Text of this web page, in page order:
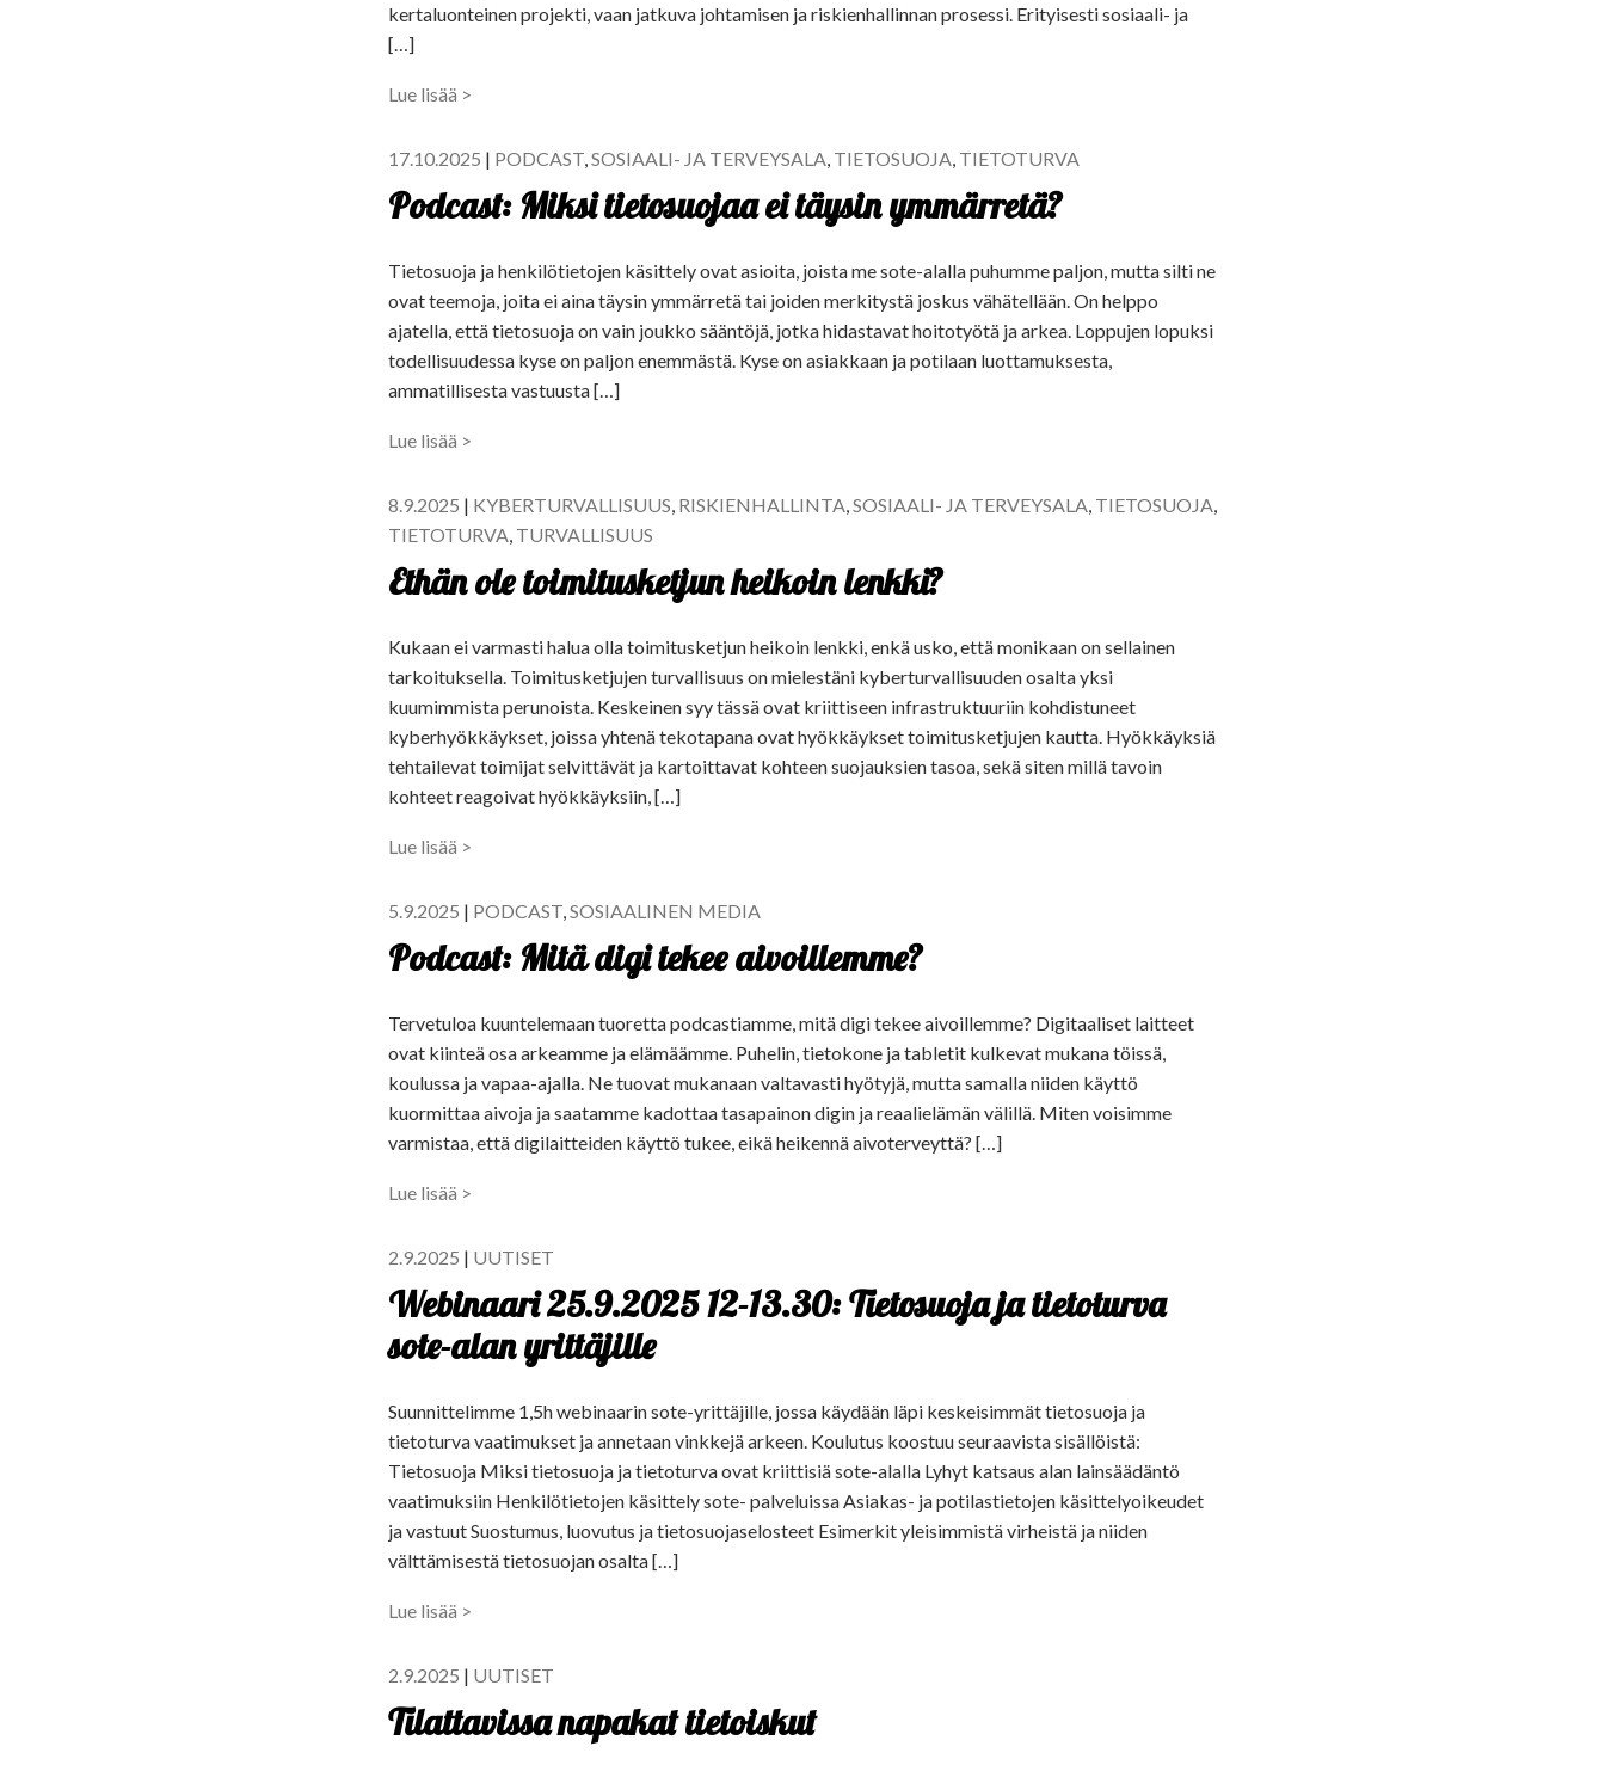
kertaluonteinen projekti, vaan jatkuva johtamisen ja riskienhallinnan prosessi. Erityisesti sosiaali- ja
[…]
Lue lisää >
17.10.2025 | PODCAST,SOSIAALI- JA TERVEYSALA, TIETOSUOJA, TIETOTURVA
Podcast: Miksi tietosuojaa ei täysin ymmärretä?
Tietosuoja ja henkilötietojen käsittely ovat asioita, joista me sote-alalla puhumme paljon, mutta silti ne
ovat teemoja, joita ei aina täysin ymmärretä tai joiden merkitystä joskus vähätellään. On helppo
ajatella, että tietosuoja on vain joukko sääntöjä, jotka hidastavat hoitotyötä ja arkea. Loppujen lopuksi
todellisuudessa kyse on paljon enemmästä. Kyse on asiakkaan ja potilaan luottamuksesta,
ammatillisesta vastuusta […]
Lue lisää >
8.9.2025 | KYBERTURVALLISUUS, RISKIENHALLINTA,SOSIAALI- JA TERVEYSALA, TIETOSUOJA,
TIETOTURVA, TURVALLISUUS
Ethän ole toimitusketjun heikoin lenkki?
Kukaan ei varmasti halua olla toimitusketjun heikoin lenkki, enkä usko, että monikaan on sellainen
tarkoituksella. Toimitusketjujen turvallisuus on mielestäni kyberturvallisuuden osalta yksi
kuumimmista perunoista. Keskeinen syy tässä ovat kriittiseen infrastruktuuriin kohdistuneet
kyberhyökkäykset, joissa yhtenä tekotapana ovat hyökkäykset toimitusketjujen kautta. Hyökkäyksiä
tehtailevat toimijat selvittävät ja kartoittavat kohteen suojauksien tasoa, sekä siten millä tavoin
kohteet reagoivat hyökkäyksiin, […]
Lue lisää >
5.9.2025 | PODCAST,SOSIAALINEN MEDIA
Podcast: Mitä digi tekee aivoillemme?
Tervetuloa kuuntelemaan tuoretta podcastiamme, mitä digi tekee aivoillemme? Digitaaliset laitteet
ovat kiinteä osa arkeamme ja elämäämme. Puhelin, tietokone ja tabletit kulkevat mukana töissä,
koulussa ja vapaa-ajalla. Ne tuovat mukanaan valtavasti hyötyjä, mutta samalla niiden käyttö
kuormittaa aivoja ja saatamme kadottaa tasapainon digin ja reaalielämän välillä. Miten voisimme
varmistaa, että digilaitteiden käyttö tukee, eikä heikennä aivoterveyttä? […]
Lue lisää >
2.9.2025 | UUTISET
Webinaari 25.9.2025 12-13.30: Tietosuoja ja tietoturva
sote-alan yrittäjille
Suunnittelimme 1,5h webinaarin sote-yrittäjille, jossa käydään läpi keskeisimmät tietosuoja ja
tietoturva vaatimukset ja annetaan vinkkejä arkeen. Koulutus koostuu seuraavista sisällöistä:
Tietosuoja Miksi tietosuoja ja tietoturva ovat kriittisiä sote-alalla Lyhyt katsaus alan lainsäädäntö
vaatimuksiin Henkilötietojen käsittely sote- palveluissa Asiakas- ja potilastietojen käsittelyoikeudet
ja vastuut Suostumus, luovutus ja tietosuojaselosteet Esimerkit yleisimmistä virheistä ja niiden
välttämisestä tietosuojan osalta […]
Lue lisää >
2.9.2025 | UUTISET
Tilattavissa napakat tietoiskut